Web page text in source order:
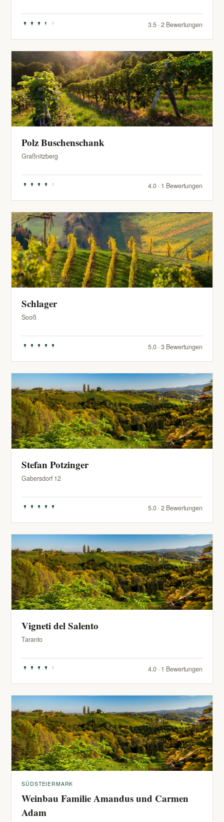
3.5 · 2 Bewertungen
Polz Buschenschank
Graßnitzberg
4.0 · 1 Bewertungen
Schlager
Sooß
5.0 · 3 Bewertungen
Stefan Potzinger
Gabersdorf 12
5.0 · 2 Bewertungen
Vigneti del Salento
Taranto
4.0 · 1 Bewertungen
SÜDSTEIERMARK
Weinbau Familie Amandus und Carmen
Adam